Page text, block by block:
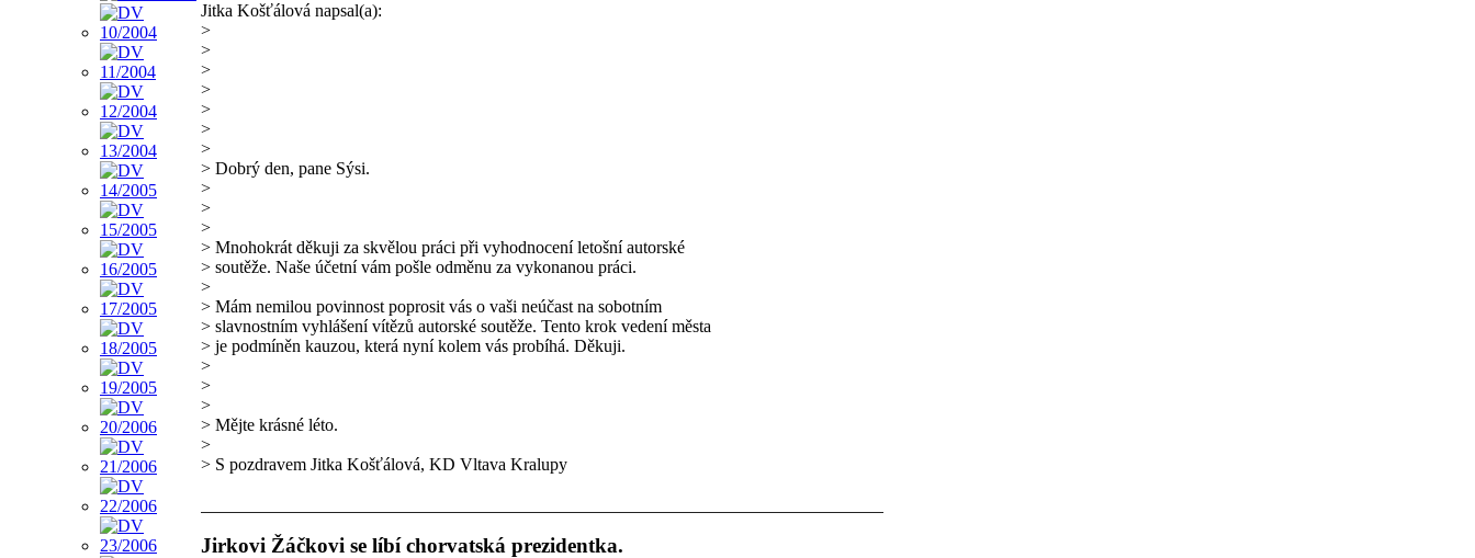
Jitka Košťálová napsal(a):
>
>
>
>
>
>
>
> Dobrý den, pane Sýsi.
>
>
>
> Mnohokrát děkuji za skvělou práci při vyhodnocení letošní autorské
> soutěže. Naše účetní vám pošle odměnu za vykonanou práci.
>
> Mám nemilou povinnost poprosit vás o vaši neúčast na sobotním
> slavnostním vyhlášení vítězů autorské soutěže. Tento krok vedení města
> je podmíněn kauzou, která nyní kolem vás probíhá. Děkuji.
>
>
>
> Mějte krásné léto.
>
> S pozdravem Jitka Košťálová, KD Vltava Kralupy
Jirkovi Žáčkovi se líbí chorvatská prezidentka.